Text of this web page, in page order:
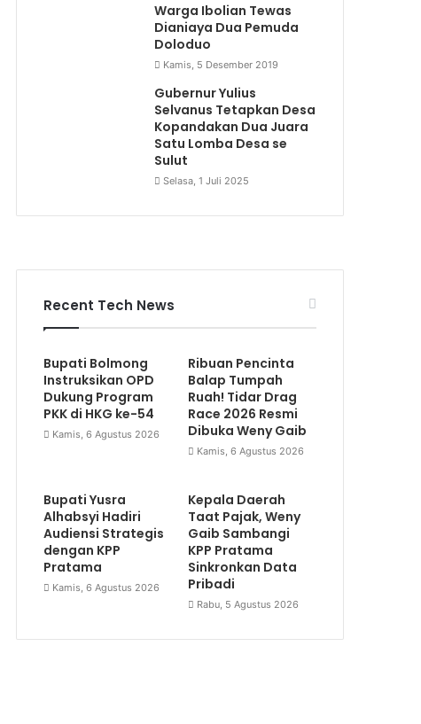
Warga Ibolian Tewas
Dianiaya Dua Pemuda
Doloduo
Kamis, 5 Desember 2019
Gubernur Yulius
Selvanus Tetapkan Desa
Kopandakan Dua Juara
Satu Lomba Desa se
Sulut
Selasa, 1 Juli 2025
Recent Tech News
Bupati Bolmong
Instruksikan OPD
Dukung Program
PKK di HKG ke-54
Kamis, 6 Agustus 2026
Ribuan Pencinta
Balap Tumpah
Ruah! Tidar Drag
Race 2026 Resmi
Dibuka Weny Gaib
Kamis, 6 Agustus 2026
Bupati Yusra
Alhabsyi Hadiri
Audiensi Strategis
dengan KPP
Pratama
Kamis, 6 Agustus 2026
Kepala Daerah
Taat Pajak, Weny
Gaib Sambangi
KPP Pratama
Sinkronkan Data
Pribadi
Rabu, 5 Agustus 2026